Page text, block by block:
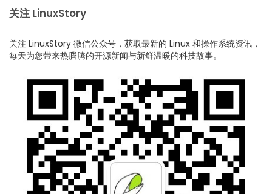
关注 LinuxStory
关注 LinuxStory 微信公众号，获取最新的 Linux 和操作系统资讯，
每天为您带来热腾腾的开源新闻与新鲜温暖的科技故事。